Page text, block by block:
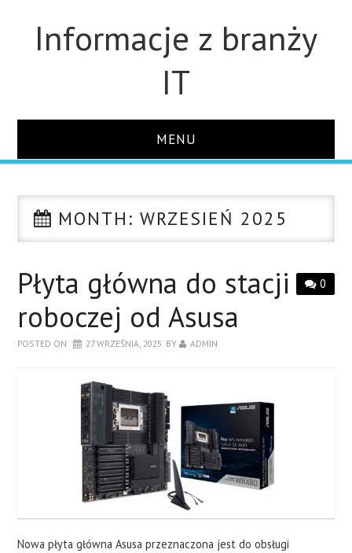
Informacje z branży
IT
MENU
DLA FIRM
MONITORY
MONTH:WRZESIEŃ 2025
0
Płyta główna do stacji
roboczej od Asusa
POSTED ON 27 WRZEŚNIA, 2025 BY ADMIN
Nowa płyta główna Asusa przeznaczona jest do obsługi